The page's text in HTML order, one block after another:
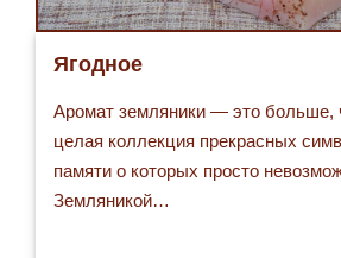
Ягодное
Аромат земляники — это больше,
целая коллекция прекрасных
памяти о которых просто
Земляникой…